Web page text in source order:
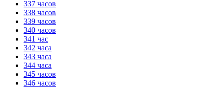
337 часов
338 часов
339 часов
340 часов
341 час
342 часа
343 часа
344 часа
345 часов
346 часов